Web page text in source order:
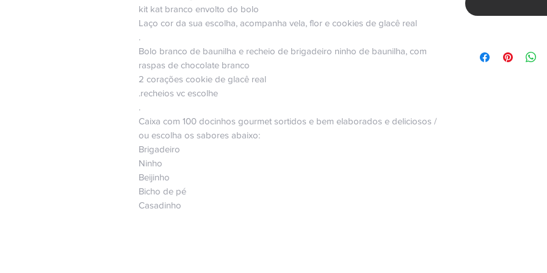
kit kat branco envolto do bolo
Laço cor da sua escolha, acompanha vela, flor e cookies de glacê real
.
Bolo branco de baunilha e recheio de brigadeiro ninho de baunilha, com
raspas de chocolate branco
2 corações cookie de glacê real
.recheios vc escolhe
.
Caixa com 100 docinhos gourmet sortidos e bem elaborados e deliciosos /
ou escolha os sabores abaixo:
Brigadeiro
Ninho
Beijinho
Bicho de pé
Casadinho